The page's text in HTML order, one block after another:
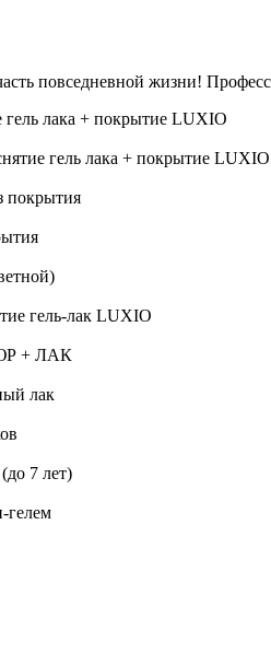
повседневной жизни!
лака + покрытие LUXIO
гель лака + покрытие LUXIO
покрытия
гель-лак LUXIO
+ ЛАК
лак
7 лет)
гелем